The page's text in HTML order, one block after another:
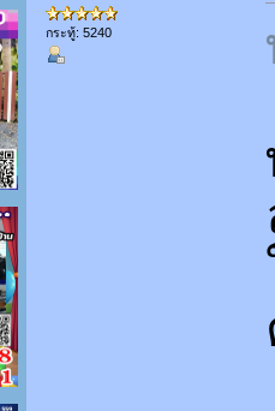
กระทู้: 5240